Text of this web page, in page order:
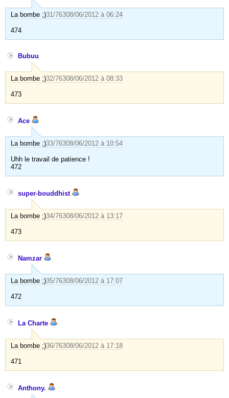
La bombe ;)31/76308/06/2012 à 06:24
474
Bubuu
La bombe ;)32/76308/06/2012 à 08:33
473
Ace
La bombe ;)33/76308/06/2012 à 10:54
Uhh le travail de patience !
472
super-bouddhist
La bombe ;)34/76308/06/2012 à 13:17
473
Namzar
La bombe ;)35/76308/06/2012 à 17:07
472
La Charte
La bombe ;)36/76308/06/2012 à 17:18
471
Anthony.